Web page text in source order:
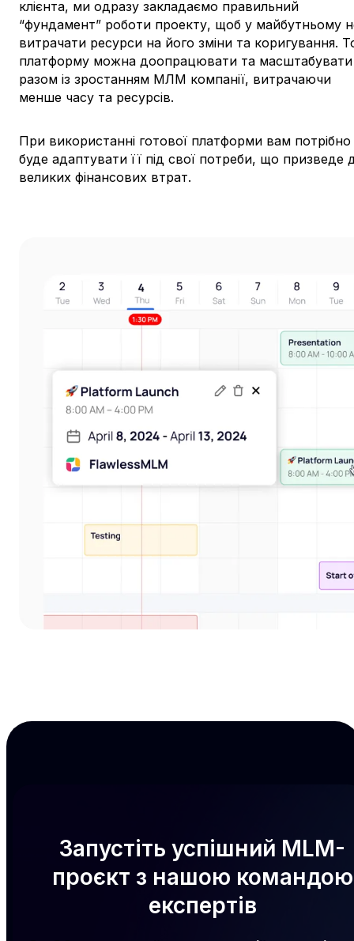
клієнта, ми одразу закладаємо правильний
“фундамент” роботи проекту, щоб у майбутньому
витрачати ресурси на його зміни та коригування.
платформу можна доопрацювати та масштабувати
разом із зростанням МЛМ компанії, витрачаючи
менше часу та ресурсів.
При використанні готової платформи вам потрібно
буде адаптувати її під свої потреби, що призведе
великих фінансових втрат.
Запустіть успішний MLM-
проєкт з нашою командою
експертів